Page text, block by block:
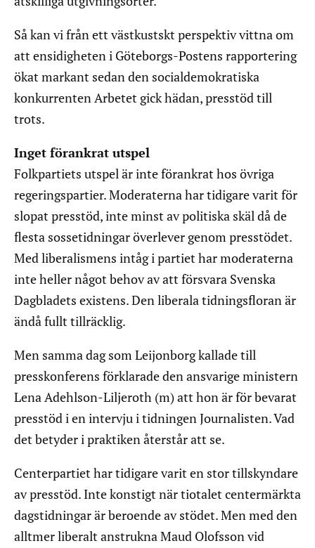
Så kan vi från ett västkustskt perspektiv vittna om
att ensidigheten i Göteborgs-Postens rapportering
ökat markant sedan den socialdemokratiska
konkurrenten Arbetet gick hädan, presstöd till
trots.
Inget förankrat utspel
Folkpartiets utspel är inte förankrat hos övriga
regeringspartier. Moderaterna har tidigare varit för
slopat presstöd, inte minst av politiska skäl då de
flesta sossetidningar överlever genom presstödet.
Med liberalismens intåg i partiet har moderaterna
inte heller något behov av att försvara Svenska
Dagbladets existens. Den liberala tidningsfloran är
ändå fullt tillräcklig.
Men samma dag som Leijonborg kallade till
presskonferens förklarade den ansvarige ministern
Lena Adehlson-Liljeroth (m) att hon är för bevarat
presstöd i en intervju i tidningen Journalisten. Vad
det betyder i praktiken återstår att se.
Centerpartiet har tidigare varit en stor tillskyndare
av presstöd. Inte konstigt när tiotalet centermärkta
dagstidningar är beroende av stödet. Men med den
alltmer liberalt anstrukna Maud Olofsson vid